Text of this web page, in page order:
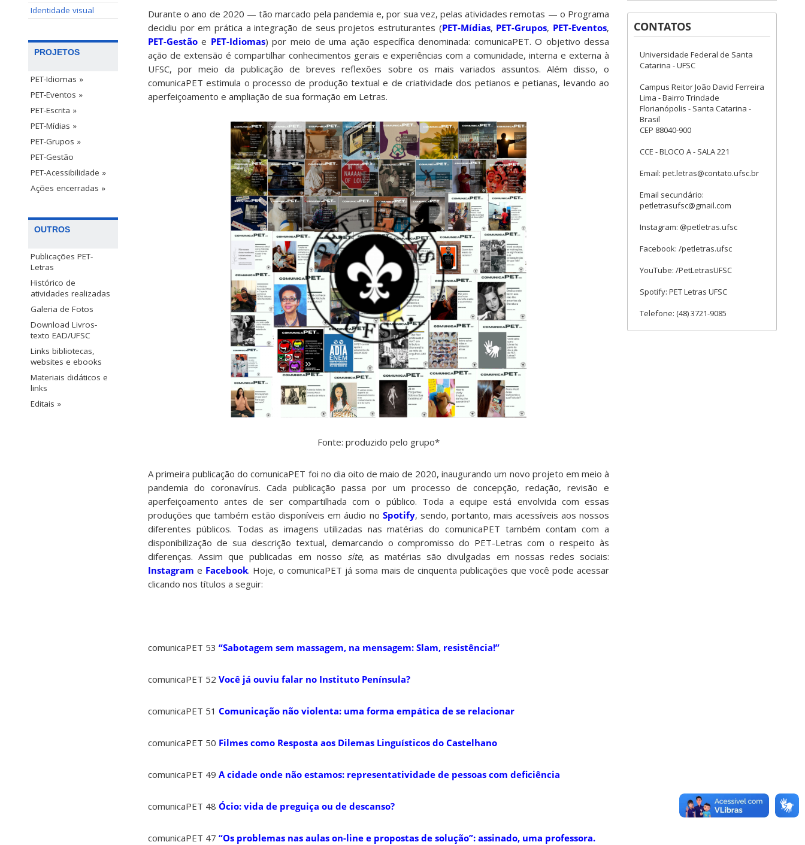
Identidade visual
PROJETOS
PET-Idiomas »
PET-Eventos »
PET-Escrita »
PET-Mídias »
PET-Grupos »
PET-Gestão
PET-Acessibilidade »
Ações encerradas »
OUTROS
Publicações PET-
Letras
Histórico de
atividades realizadas
Galeria de Fotos
Download Livros-
texto EAD/UFSC
Links bibliotecas,
websites e ebooks
Materiais didáticos e
links
Editais »
Durante o ano de 2020 — tão marcado pela pandemia e, por sua vez, pelas atividades remotas — o Programa
decidiu por em prática a integração de seus projetos estruturantes (PET-Mídias, PET-Grupos, PET-Eventos,
PET-Gestão e PET-Idiomas) por meio de uma ação específica denominada: comunicaPET. O objetivo dessa
ação de extensão é compartilhar conhecimentos gerais e experiências com a comunidade, interna e externa à
UFSC, por meio da publicação de breves reflexões sobre os mais variados assuntos. Além disso, o
comunicaPET estimula o processo de produção textual e de criatividade dos petianos e petianas, levando ao
aperfeiçoamento e ampliação de sua formação em Letras.
Fonte: produzido pelo grupo*
A primeira publicação do comunicaPET foi no dia oito de maio de 2020, inaugurando um novo projeto em meio à
pandemia do coronavírus. Cada publicação passa por um processo de concepção, redação, revisão e
aperfeiçoamento antes de ser compartilhada com o público. Toda a equipe está envolvida com essas
produções que também estão disponíveis em áudio no Spotify, sendo, portanto, mais acessíveis aos nossos
diferentes públicos. Todas as imagens utilizadas nas matérias do comunicaPET também contam com a
disponibilização de sua descrição textual, demarcando o compromisso do PET-Letras com o respeito às
diferenças. Assim que publicadas em nosso site, as matérias são divulgadas em nossas redes sociais:
Instagram e Facebook. Hoje, o comunicaPET já soma mais de cinquenta publicações que você pode acessar
clicando nos títulos a seguir:
comunicaPET 53 “Sabotagem sem massagem, na mensagem: Slam, resistência!”
comunicaPET 52 Você já ouviu falar no Instituto Península?
comunicaPET 51 Comunicação não violenta: uma forma empática de se relacionar
comunicaPET 50 Filmes como Resposta aos Dilemas Linguísticos do Castelhano
comunicaPET 49 A cidade onde não estamos: representatividade de pessoas com deficiência
comunicaPET 48 Ócio: vida de preguiça ou de descanso?
comunicaPET 47 “Os problemas nas aulas on-line e propostas de solução”: assinado, uma professora.
CONTATOS
Universidade Federal de Santa
Catarina - UFSC
Campus Reitor João David Ferreira
Lima - Bairro Trindade
Florianópolis - Santa Catarina -
Brasil
CEP 88040-900
CCE - BLOCO A - SALA 221
Email: pet.letras@contato.ufsc.br
Email secundário:
petletrasufsc@gmail.com
Instagram: @petletras.ufsc
Facebook: /petletras.ufsc
YouTube: /PetLetrasUFSC
Spotify: PET Letras UFSC
Telefone: (48) 3721-9085